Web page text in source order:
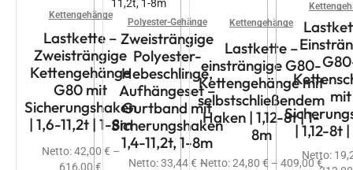
Kettengehänge
Lastkette –
Zweisträngige
Kettengehänge
G80 mit
Sicherungshaken
| 1,6-11,2t | 1-8m
Netto:42,00 € –
616,00 €
Polyester-Gehänge
Zweisträngige
Polyester-
Hebeschlinge,
Aufhängeset –
Gurtband mit
Sicherungshaken
1,4-11,2t, 1-8m
Netto:33,44€ –
Kettengehänge
Lastkette –
einsträngige G80-
Kettengehänge mit
selbstschließendem
Haken | 1,12-8t | 1-
8m
Netto:24,80 € – 409,00€
mit
| 1,12-8t
Netto: